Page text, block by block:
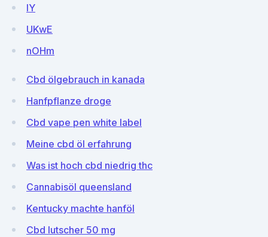
IY
UKwE
nOHm
Cbd ölgebrauch in kanada
Hanfpflanze droge
Cbd vape pen white label
Meine cbd öl erfahrung
Was ist hoch cbd niedrig thc
Cannabisöl queensland
Kentucky machte hanföl
Cbd lutscher 50 mg